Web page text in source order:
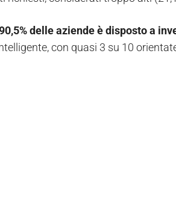
delle aziende è disposto a
con quasi 3 su 10